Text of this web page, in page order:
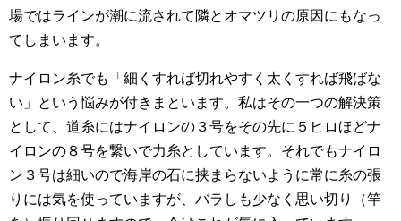
場ではラインが潮に流されて隣とオマツリの原因にもなっ
てしまいます。
ナイロン糸でも「細くすれば切れやすく太くすれば飛ばな
い」という悩みが付きまといます。私はその一つの解決策
として、道糸にはナイロンの３号をその先に５ヒロほどナ
イロンの８号を繋いで力糸としています。それでもナイロ
ン３号は細いので海岸の石に挟まらないように常に糸の張
りには気を使っていますが、バラしも少なく思い切り（竿